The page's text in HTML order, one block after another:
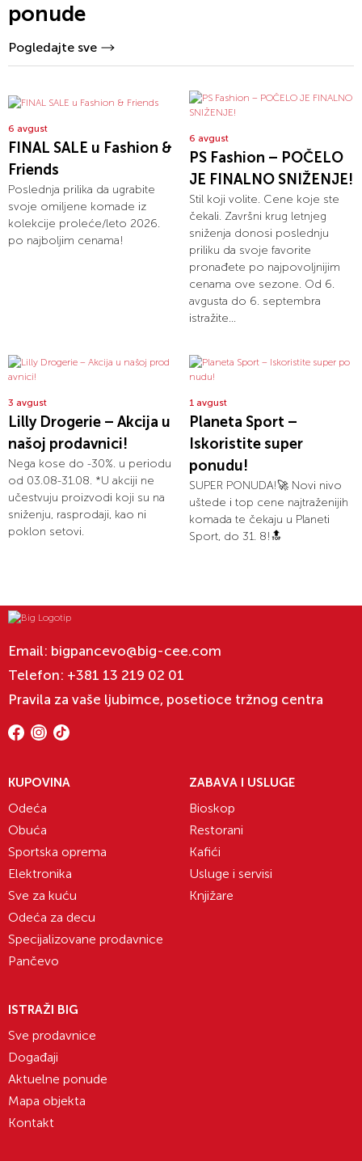
ponude
Pogledajte sve
6 avgust
FINAL SALE u Fashion &
Friends
Poslednja prilika da ugrabite
svoje omiljene komade iz
kolekcije proleće/leto 2026.
po najboljim cenama!
6 avgust
PS Fashion – POČELO
JE FINALNO SNIŽENJE!
Stil koji volite. Cene koje ste
čekali. Završni krug letnjeg
sniženja donosi poslednju
priliku da svoje favorite
pronađete po najpovoljnijim
cenama ove sezone. Od 6.
avgusta do 6. septembra
istražite...
3 avgust
Lilly Drogerie – Akcija u
našoj prodavnici!
Nega kose do -30%. u periodu
od 03.08-31.08. *U akciji ne
učestvuju proizvodi koji su na
sniženju, rasprodaji, kao ni
poklon setovi.
1 avgust
Planeta Sport –
Iskoristite super
ponudu!
SUPER PONUDA!🚀 Novi nivo
uštede i top cene najtraženijih
komada te čekaju u Planeti
Sport, do 31. 8!🔝
Email: bigpancevo@big-cee.com
Telefon: +381 13 219 02 01
Pravila za vaše ljubimce, posetioce tržnog centra
KUPOVINA
Odeća
Obuća
Sportska oprema
Elektronika
Sve za kuću
Odeća za decu
Specijalizovane prodavnice
Pančevo
ZABAVA I USLUGE
Bioskop
Restorani
Kafići
Usluge i servisi
Knjižare
ISTRAŽI BIG
Sve prodavnice
Događaji
Aktuelne ponude
Mapa objekta
Kontakt